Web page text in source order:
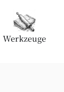
Werkzeuge